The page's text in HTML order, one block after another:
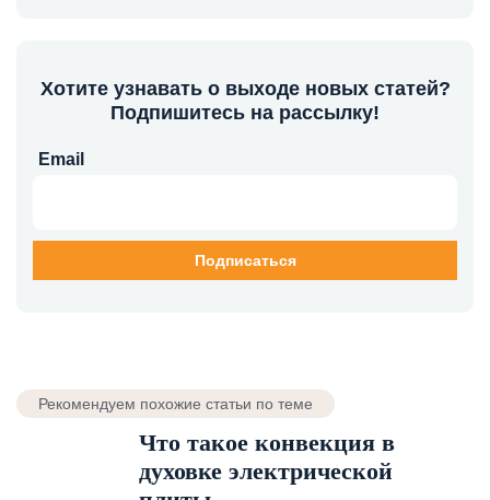
Хотите узнавать о выходе новых статей?
Подпишитесь на рассылку!
Email
Рекомендуем похожие статьи по теме
Что такое конвекция в
духовке электрической